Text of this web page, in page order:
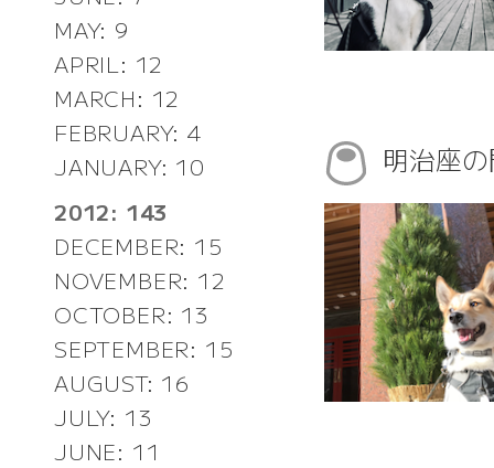
MAY: 9
APRIL: 12
MARCH: 12
FEBRUARY: 4
JANUARY: 10
2012: 143
DECEMBER: 15
NOVEMBER: 12
OCTOBER: 13
SEPTEMBER: 15
AUGUST: 16
JULY: 13
JUNE: 11
明治座